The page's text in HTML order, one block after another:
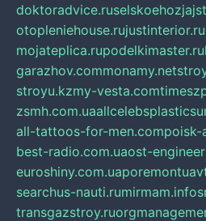
doktoradvice.ru
otopleniehouse.rujustinterior.ru
mojateplica.rupodelkimaster.ru
garazhov.commonamy.net
stroyu.kzmy-vesta.com
zsmh.com.ua
all-tattoos-for-men.compoisk-
best-radio.com.uaost-
euroshiny.com.ua
searchus-nauti.rumirmam.info
transgazstroy.ru